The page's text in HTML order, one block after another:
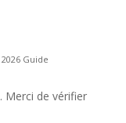
Guide
Merci de vérifier